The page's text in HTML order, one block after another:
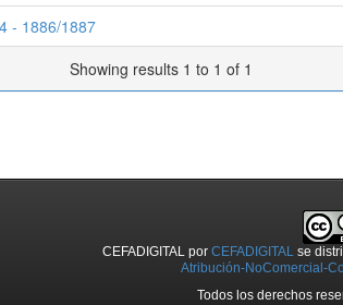
- 1886/1887
Showing results 1 to 1 of 1
CEFADIGITAL porCEFADIGITAL se
Atribución-NoComercial-
Todos los derechos